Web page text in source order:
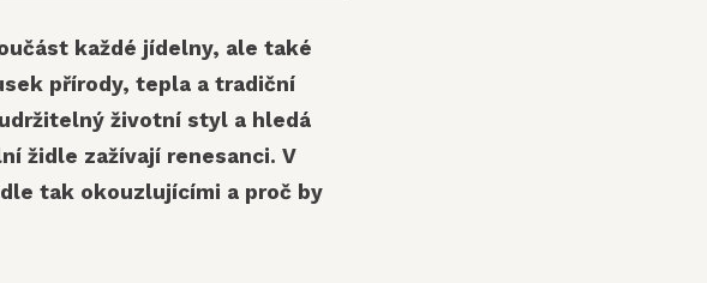
každé jídelny, ale také
přírody, tepla a tradiční
životní styl a hledá
židle zažívají renesanci. V
tak okouzlujícími a proč by